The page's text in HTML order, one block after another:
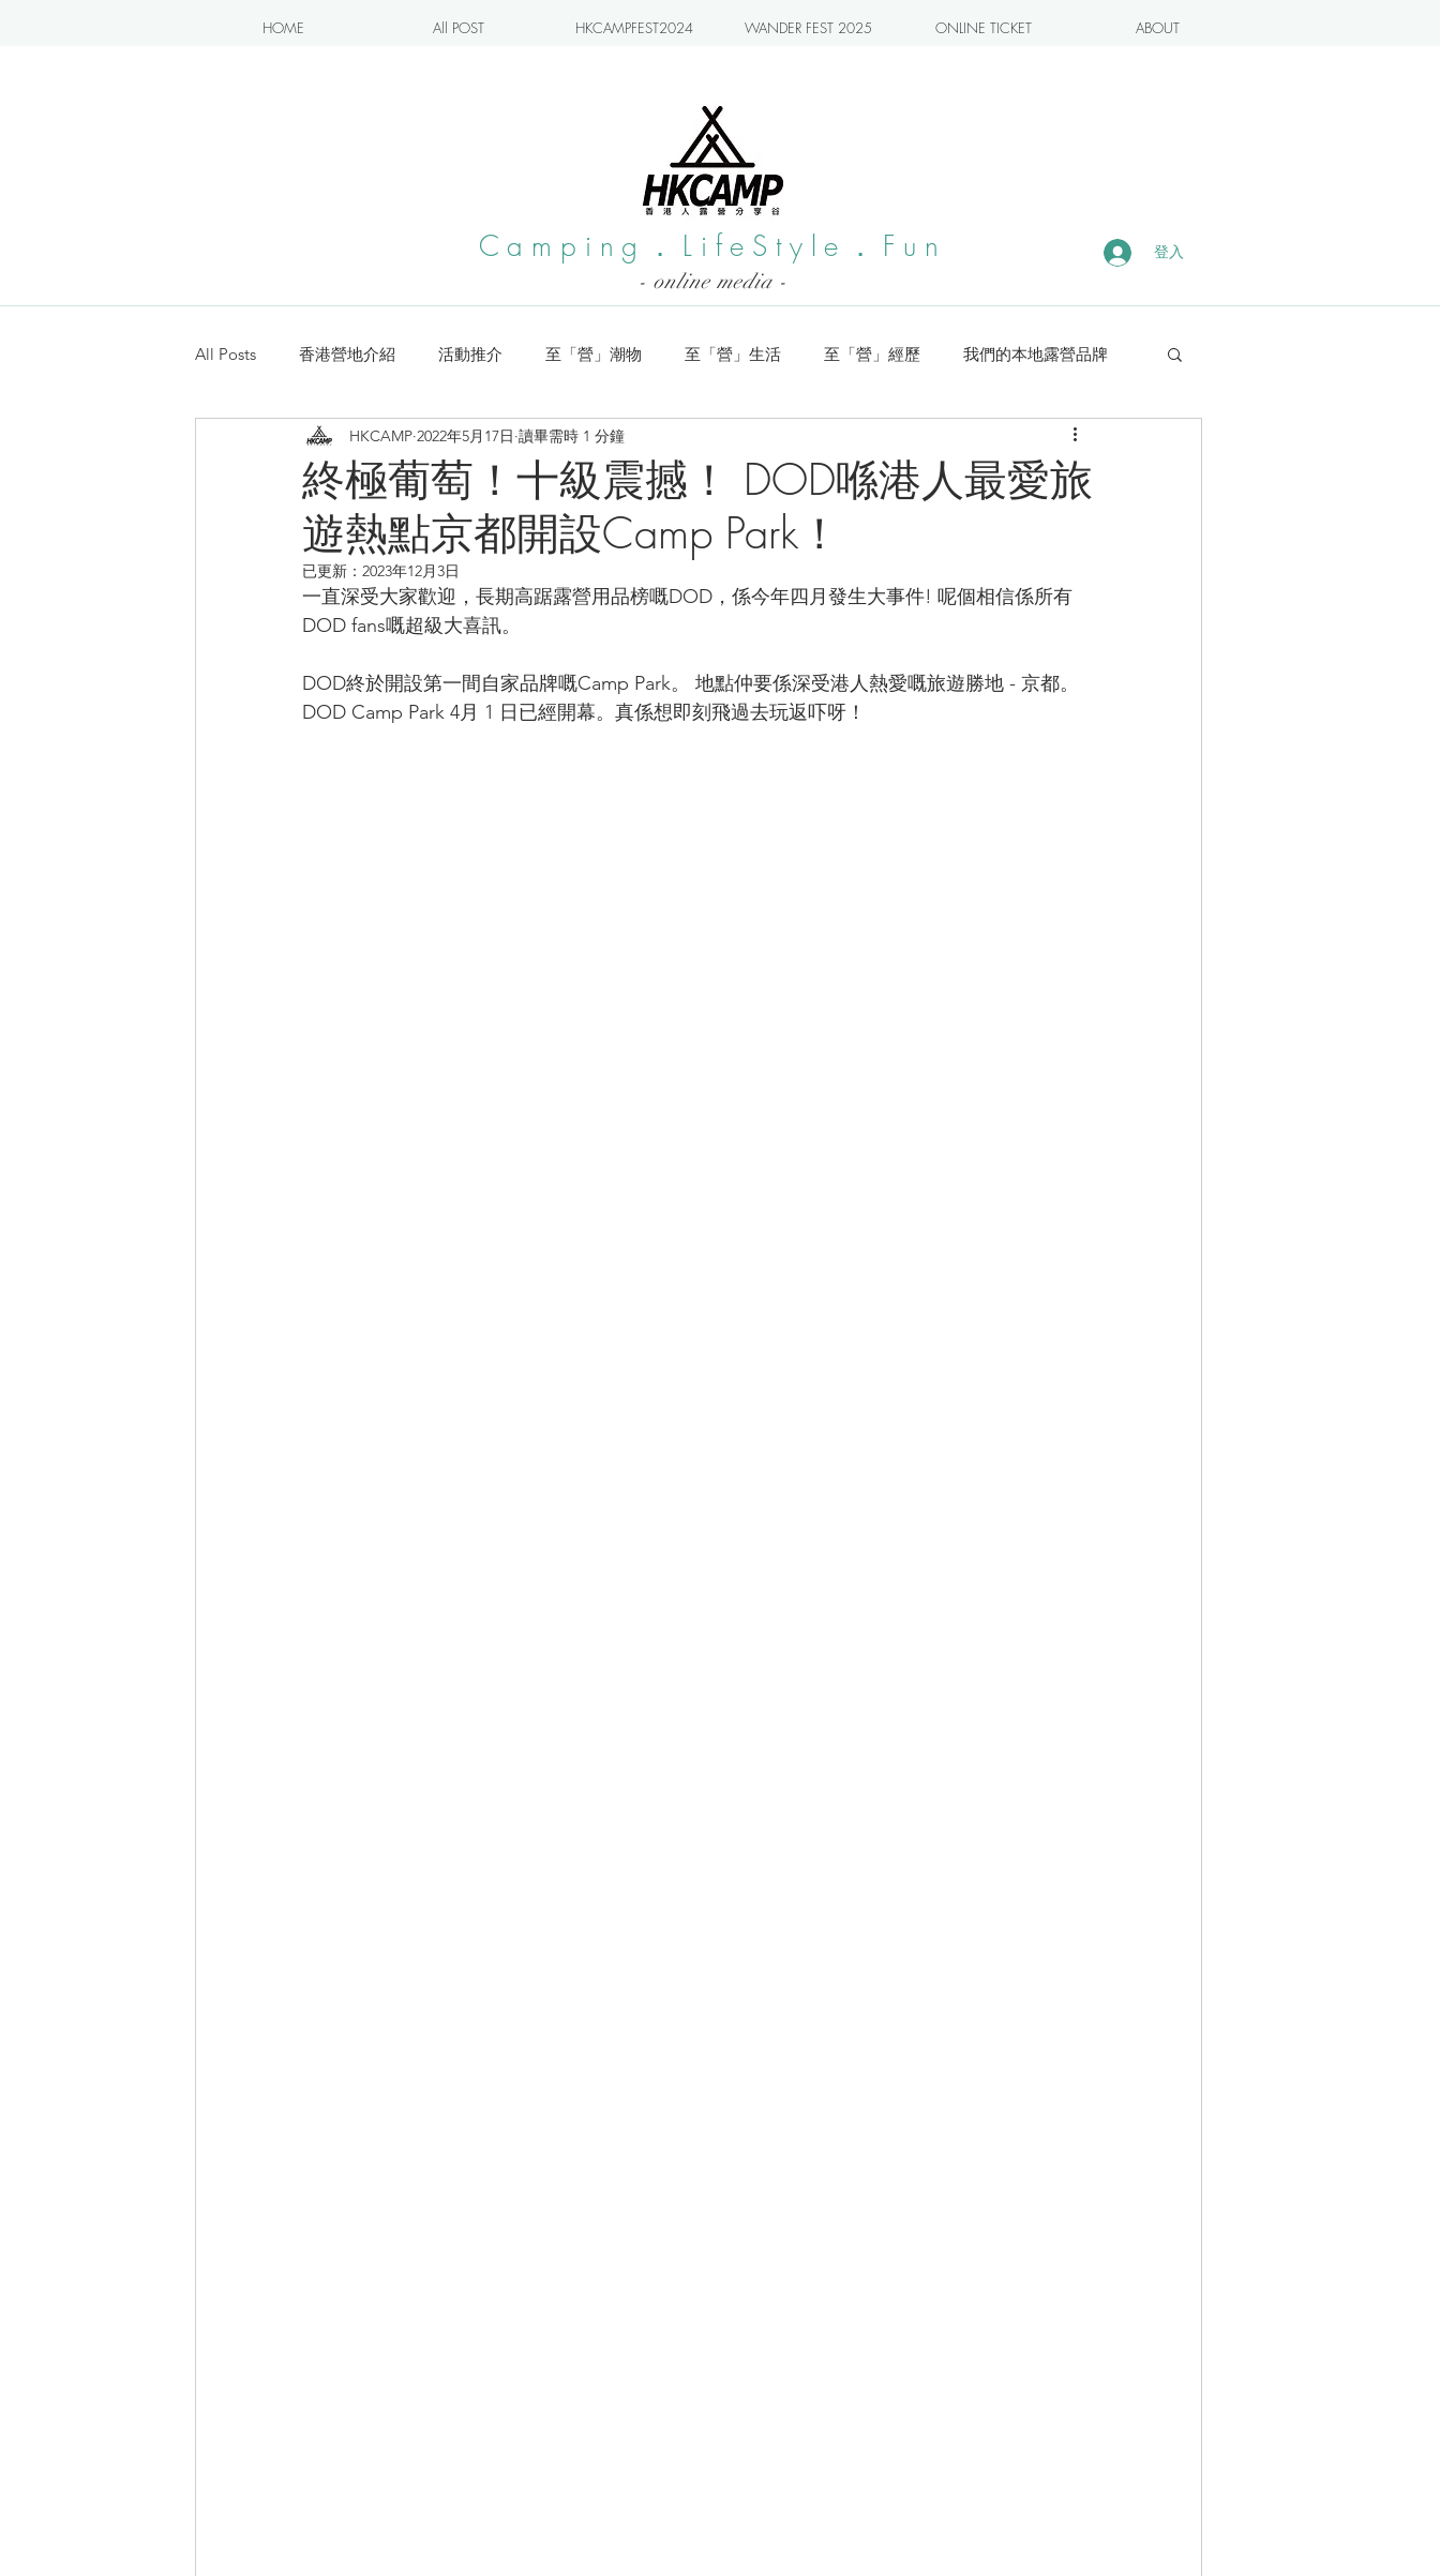
HOME All POST HKCAMPFEST2024 WANDER FEST 2025 ONLINE TICKET ABOUT
Camping．LifeStyle．Fun 登入
- online media -
All Posts 香港營地介紹 活動推介 至「營」潮物 至「營」生活 至「營」經歷 我們的本地露營品牌
露營blogger分享 新手入坑系列 小編實測 露營・遠足熱點
CAMPER音樂電影
終極葡萄！十級震撼！ DOD喺港人最愛旅
遊熱點京都開設Camp Park！
HKCAMP 2022年5月17日 讀畢需時 1 分鐘
已更新： 2023年12月3日
一直深受大家歡迎，長期高踞露營用品榜嘅DOD，係今年四月發生大事件! 呢個相信係所有
DOD fans嘅超級大喜訊。
DOD終於開設第一間自家品牌嘅Camp Park。 地點仲要係深受港人熱愛嘅旅遊勝地 - 京都。
DOD Camp Park 4月 1 日已經開幕。真係想即刻飛過去玩返吓呀！